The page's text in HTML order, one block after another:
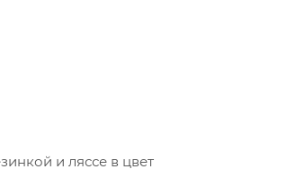
и ляссе в цвет